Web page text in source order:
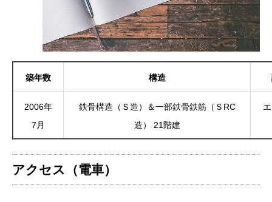
築年数 構造
2006年
7月
鉄骨構造（Ｓ造）＆一部鉄骨鉄筋（ＳRC
造） 21階建
アクセス（電車）